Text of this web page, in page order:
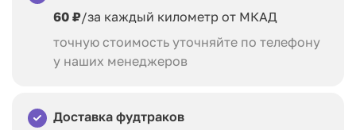
60 ₽/за каждый километр от МКАД
точную стоимость уточняйте по телефону
у наших менеджеров
Доставка фудтраков